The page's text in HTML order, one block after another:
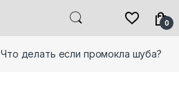
0
Что делать если промокла шуба?